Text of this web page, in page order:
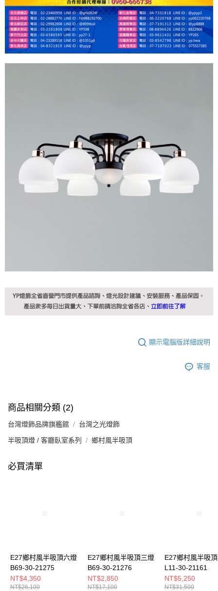
顯示電腦版詳細說明
客服
商品相關分類 (2)
台灣燈飾品牌旗艦館 台灣之光燈飾
半吸頂燈 / 客廳臥室系列 鄉村風半吸頂
必買清單
E27鄉村風半吸頂六燈
B69-30-21275
NT$4,350
NT$26,100
E27鄉村風半吸頂三燈
B69-30-21276
NT$2,850
NT$17,100
E27鄉村風半吸
L11-30-21161
NT$5,250
NT$31,500